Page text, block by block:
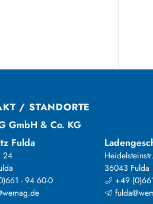
/ STANDORTE
GmbH & Co. KG
Fulda
24
- 94 60-0
36043 Fulda
+49